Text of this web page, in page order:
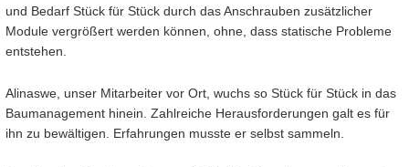
und Bedarf Stück für Stück durch das Anschrauben zusätzlicher
Module vergrößert werden können, ohne, dass statische Probleme
entstehen.
Alinaswe, unser Mitarbeiter vor Ort, wuchs so Stück für Stück in das
Baumanagement hinein. Zahlreiche Herausforderungen galt es für
ihn zu bewältigen. Erfahrungen musste er selbst sammeln.